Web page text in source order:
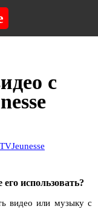
с
использовать?
видео или музыку с